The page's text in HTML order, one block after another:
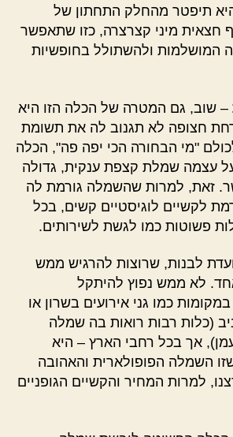
תיפטר מהחלק התחתון של
חצאית מיני קצרצרה, כזו שתאפשר
המושלמות ולהשתולל בחופשיות
– שוב, גם המטרה של הכלה הזו היא
חצופה לא תגנוב לה את תשומת
"מי הבחורה הכי יפה פה", הכלה
על עצמה שמלת קצפת ענקית, גדולה
זאת, למרות שהשמלה גורמת לה
לקשיים לוגיסטיים קשים, בכל
פשוטות כמו לגשת לשירותים.
לבנות, שרוצות להרגיש ממש
לא ממש נפוץ להיתקל
כמו גני אירועים בשרון או
(כלות רבות רואות בה שמלה
אך בכל רחבי הארץ – היא
השמלה הפופולארית והאהובה
למרות המחיר והקשיים הגופניים